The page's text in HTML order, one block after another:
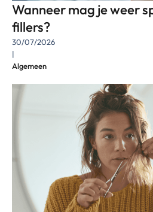
Wanneer mag je weer
fillers?
30/07/2026
|
Algemeen